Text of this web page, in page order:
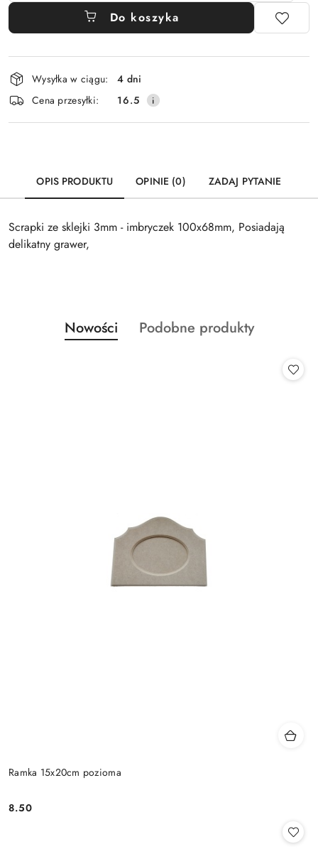
Do koszyka
Dostępność
i
dostawa
Wysyłka w ciągu:
4 dni
Cena przesyłki:
16.5
OPIS PRODUKTU OPINIE (0) ZADAJ PYTANIE
Scrapki ze sklejki 3mm - imbryczek 100x68mm, Posiadają
delikatny grawer,
Pomiń karuzelę produktów
Produkty
o
Nowości
Produkty
Podobne produkty
Ramka 15x20cm pozioma
Cena:
8.50